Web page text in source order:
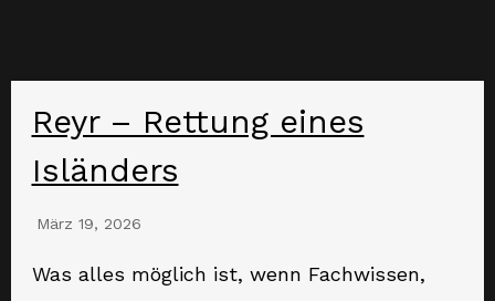
Reyr – Rettung eines
Isländers
März 19, 2026
Was alles möglich ist, wenn Fachwissen,